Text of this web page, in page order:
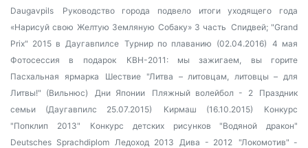
Daugavpils
Руководство города подвело итоги уходящего года
«Нарисуй свою Желтую Земляную Собаку» 3 часть Спидвей; "Grand
Prix" 2015 в Даугавпилсе Турнир по плаванию (02.04.2016) 4 мая
Фотосессия в подарок
КВН-2011: мы зажигаем, вы горите
Пасхальная ярмарка
Шествие "Литва – литовцам, литовцы – для
Литвы!" (Вильнюс)
Дни Японии Пляжный волейбол - 2
Праздник
семьи (Даугавпилс 25.07.2015)
Кирмаш (16.10.2015)
Конкурс
"Попклип 2013"
Конкурс детских рисунков "Водяной дракон"
Deutsches Sprachdiplom Ледоход 2013 Дива - 2012
"Локомотив" -